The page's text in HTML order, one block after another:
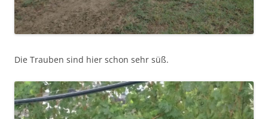
Die Trauben sind hier schon sehr süß.